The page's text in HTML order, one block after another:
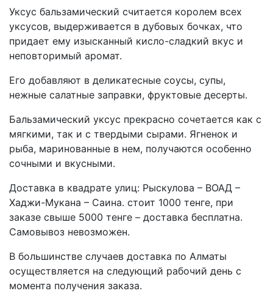
Уксус бальзамический считается королем всех
уксусов, выдерживается в дубовых бочках, что
придает ему изысканный кисло-сладкий вкус и
неповторимый аромат.
Его добавляют в деликатесные соусы, супы,
нежные салатные заправки, фруктовые десерты.
Бальзамический уксус прекрасно сочетается как с
мягкими, так и с твердыми сырами. Ягненок и
рыба, маринованные в нем, получаются особенно
сочными и вкусными.
Доставка в квадрате улиц: Рыскулова – ВОАД –
Хаджи-Мукана – Саина. стоит 1000 тенге, при
заказе свыше 5000 тенге – доставка бесплатна.
Самовывоз невозможен.
В большинстве случаев доставка по Алматы
осуществляется на следующий рабочий день с
момента получения заказа.